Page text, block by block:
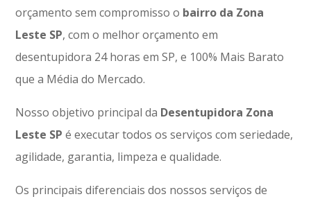
orçamento sem compromisso o bairro da Zona
Leste SP, com o melhor orçamento em
desentupidora 24 horas em SP, e 100% Mais Barato
que a Média do Mercado.
Nosso objetivo principal da Desentupidora Zona
Leste SP é executar todos os serviços com seriedade,
agilidade, garantia, limpeza e qualidade.
Os principais diferenciais dos nossos serviços de